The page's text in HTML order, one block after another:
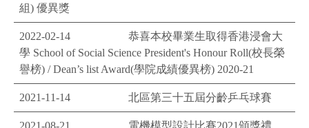
組) 優異獎
2022-02-14
恭喜本校畢業生取得香港浸會大
學 School of Social Science President's Honour Roll(校長榮
譽榜) / Dean’s list Award(學院成績優異榜) 2020-21
2021-11-14 北區第三十五屆分齡乒乓球賽
2021-08-21 電機模型設計比賽2021頒獎禮